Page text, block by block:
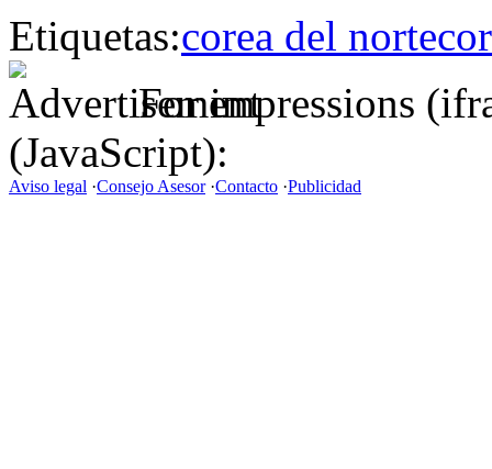
Etiquetas:corea del norte
For impressions
(JavaScript):
Aviso legal ·Consejo Asesor·Contacto ·Publicidad